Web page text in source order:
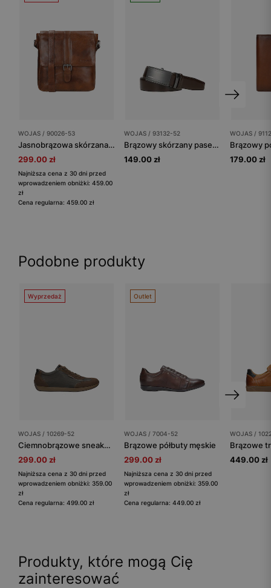
WOJAS / 90026-53
Jasnobrązowa skórzana torba męska listonoszka
299.00 zł
Najniższa cena z 30 dni przed
wprowadzeniem obniżki: 459.00
zł
Cena regularna: 459.00 zł
WOJAS / 93132-52
Brązowy skórzany pasek męski z pełną klamrą
149.00 zł
WOJAS /
179.00 zł
Podobne produkty
Wyprzedaż
WOJAS / 10269-52
Ciemnobrązowe sneakersy męskie
299.00 zł
Najniższa cena z 30 dni przed
wprowadzeniem obniżki: 359.00
zł
Cena regularna: 499.00 zł
Outlet
WOJAS / 7004-52
Brązowe półbuty męskie
299.00 zł
Najniższa cena z 30 dni przed
wprowadzeniem obniżki: 359.00
zł
Cena regularna: 449.00 zł
WOJAS /
449.00 zł
Produkty, które mogą Cię
zainteresować